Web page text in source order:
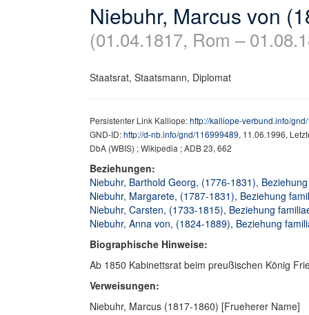
Niebuhr, Marcus von
(01.04.1817, Rom –
Staatsrat, Staatsmann, Diplomat
Persistenter Link Kalliope:http://kalliope-verbund.info/
GND-ID:http://d-nb.info/gnd/116999489, 11.06.1996,
DbA (WBIS) ; Wikipedia ; ADB 23, 662
Beziehungen:
Niebuhr, Barthold Georg, (1776-1831),
Niebuhr, Margarete, (1787-1831), Beziehung
Niebuhr, Carsten, (1733-1815), Beziehung
Niebuhr, Anna von, (1824-1889), Beziehung
Biographische Hinweise:
Ab 1850 Kabinettsrat beim preußischen König
Verweisungen:
Niebuhr, Marcus (1817-1860) [Frueherer Name]